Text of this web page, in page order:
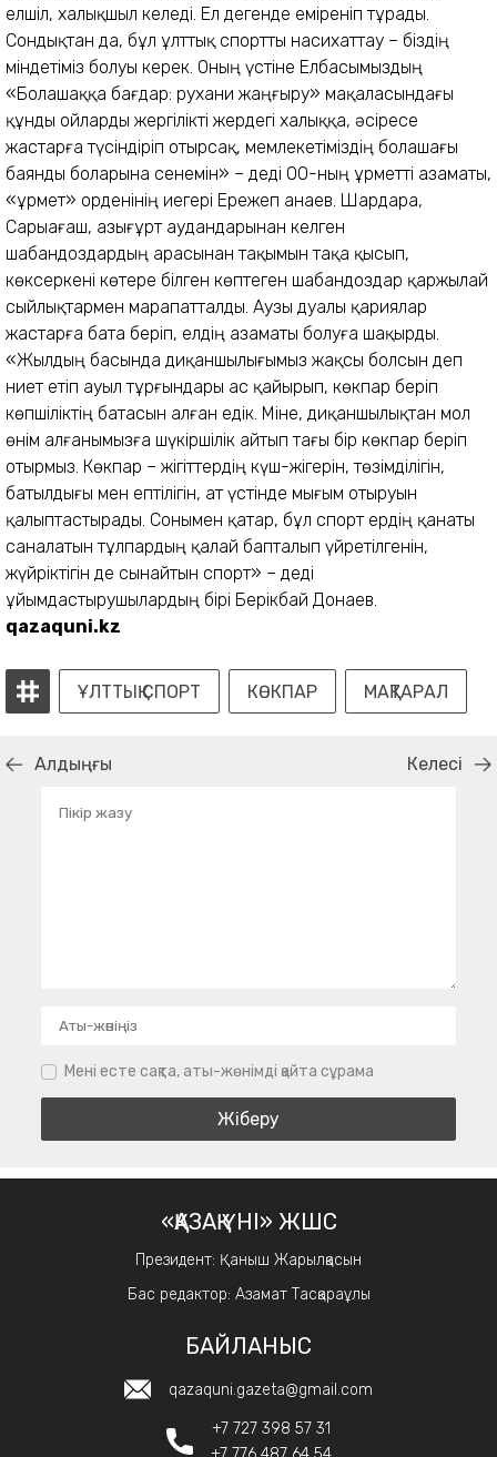
елшіл, халықшыл келеді. Ел дегенде еміреніп тұрады.
Сондықтан да, бұл ұлттық спортты насихаттау – біздің
міндетіміз болуы керек. Оның үстіне Елбасымыздың
«Болашаққа бағдар: рухани жаңғыру» мақаласындағы
құнды ойларды жергілікті жердегі халыққа, әсіресе
жастарға түсіндіріп отырсақ, мемлекетіміздің болашағы
баянды боларына сенемін» – деді ОҚО-ның Құрметті азаматы,
«Құрмет» орденінің иегері Ережеп Қанаев. Шардара,
Сарыағаш, Қазы­ғұрт аудандарынан келген
шабандоздардың арасынан тақымын тақа қысып,
көксеркені көтере білген көптеген шабандоздар қаржылай
сыйлықтармен марапатталды. Аузы дуалы қариялар
жастарға бата беріп, елдің азаматы болуға шақырды.
«Жылдың басында диқаншылы­ғымыз жақсы болсын деп
ниет етіп ауыл тұрғындары ас қайырып, көкпар беріп
көпшіліктің батасын алған едік. Міне, диқаншылықтан мол
өнім алғанымызға шүкіршілік айтып тағы бір көкпар беріп
отырмыз. Көкпар – жігіттердің күш-жігерін, төзімділігін,
батылдығы мен ептілігін, ат үстінде мығым отыруын
қалыптастырады. Сонымен қатар, бұл спорт ердің қанаты
саналатын тұлпардың қалай бапталып үйретілгенін,
жүйріктігін де сынайтын спорт» – деді
ұйымдастырушылардың бірі Берікбай Донаев.
qazaquni.kz
ҰЛТТЫҚ СПОРТ КӨКПАР МАҚТАРАЛ
Алдыңғы Келесі
Мені есте сақта, аты-жөнімді қайта сұрама
«ҚАЗАҚ ҮНІ» ЖШС
Президент: Қаныш Жарылқасын
Бас редактор: Азамат Тасқараұлы
БАЙЛАНЫС
qazaquni.gazeta@gmail.com
+7 727 398 57 31